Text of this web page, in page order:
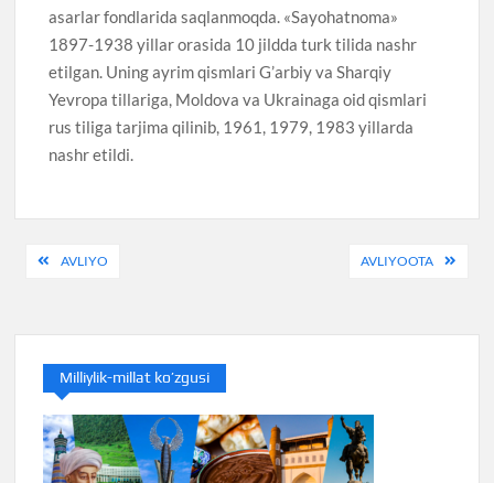
asarlar fondlarida saqlanmoqda. «Sayohatnoma»
1897-1938 yillar orasida 10 jildda turk tilida nashr
etilgan. Uning ayrim qismlari G’arbiy va Sharqiy
Yevropa tillariga, Moldova va Ukrainaga oid qismlari
rus tiliga tarjima qilinib, 1961, 1979, 1983 yillarda
nashr etildi.
PostAVLIYO AVLIYOOTA
Milliylik-millat ko’zgusi